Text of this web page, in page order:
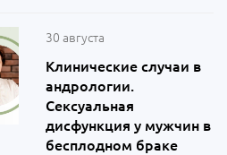
30 августа
Клинические случаи в
андрологии.
Сексуальная
дисфункция у мужчин в
бесплодном браке